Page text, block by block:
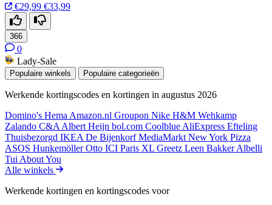
€29,99 €33,99
366
0
Lady-Sale
Populaire winkels Populaire categorieën
Werkende kortingscodes en kortingen in augustus 2026
Domino's Hema Amazon.nl Groupon Nike H&M Wehkamp
Zalando C&A Albert Heijn bol.com Coolblue AliExpress Efteling
Thuisbezorgd IKEA De BijenkorfMediaMarkt New York Pizza
ASOS HunkemöllerOtto ICI Paris XL Greetz Leen BakkerAlbelli
Tui About You
Alle winkels
Werkende kortingen en kortingscodes voor